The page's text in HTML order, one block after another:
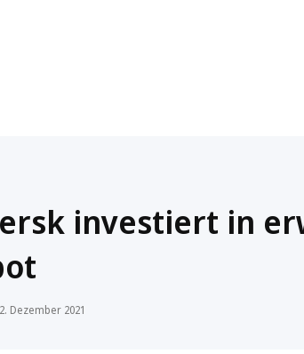
investiert in
Dezember 2021